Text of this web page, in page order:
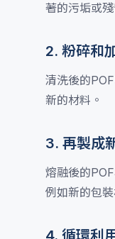
著的污垢或
2. 粉碎和
清洗後的
新的材料。
3. 再製成
熔融後的
例如新的包
4. 循環利